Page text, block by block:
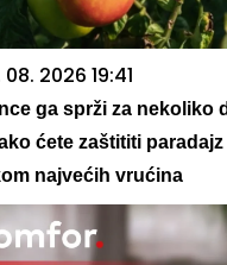
08. 2026 19:41
ga sprži za nekoliko
ćete zaštititi paradajz
najvećih vrućina